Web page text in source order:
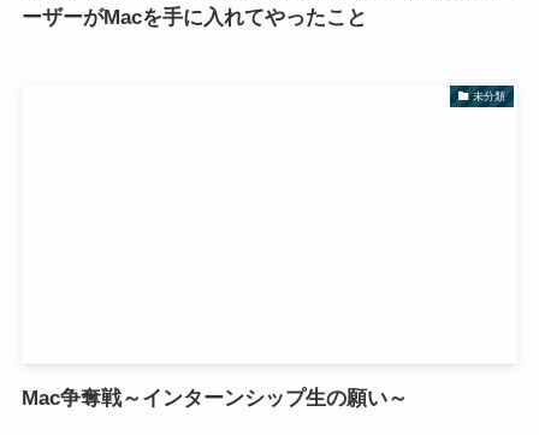
ーザーがMacを手に入れてやったこと
未分類
Mac争奪戦～インターンシップ生の願い～